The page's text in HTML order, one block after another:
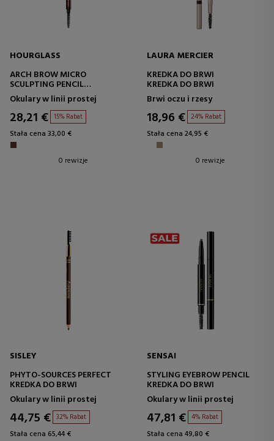
HOURGLASS
ARCH BROW MICRO
SCULPTING PENCIL
KREDKA DO BRWI
Okulary w linii prostej
28,21 € 15% Rabat
Stała cena 33,00 €
0 rewizje
LAURA MERCIER
KREDKA DO BRWI
KREDKA DO BRWI
Brwi oczu i rzesy
18,96 € 24% Rabat
Stała cena 24,95 €
0 rewizje
SISLEY
PHYTO-SOURCES PERFECT
KREDKA DO BRWI
Okulary w linii prostej
44,75 € 32% Rabat
Stała cena 65,44 €
SENSAI
STYLING EYEBROW PENCIL
KREDKA DO BRWI
Okulary w linii prostej
47,81 € 4% Rabat
Stała cena 49,80 €